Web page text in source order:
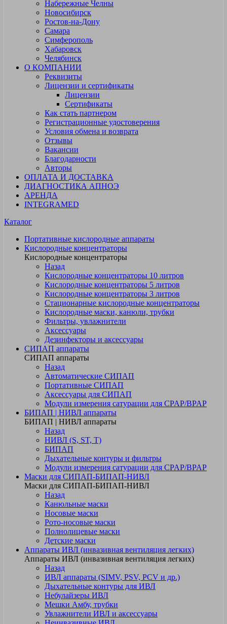
Набережные Челны
Новосибирск
Ростов-на-Дону
Самара
Симферополь
Хабаровск
Челябинск
О КОМПАНИИ
Реквизиты
Лицензии и сертификаты
Лицензии
Сертификаты
Как стать партнером
Регистрационные удостоверения
Условия обмена и возврата
Отзывы
Вакансии
Благодарности
Авторы
ОПЛАТА И ДОСТАВКА
ДИАГНОСТИКА АПНОЭ
АРЕНДА
INTEGRAMED
Каталог
Портативные кислородные аппараты
Кислородные концентраторы
Кислородные концентраторы
Назад
Кислородные концентраторы 10 литров
Кислородные концентраторы 5 литров
Кислородные концентраторы 3 литров
Стационарные кислородные концентраторы
Кислородные маски, канюли, трубки
Фильтры, увлажнители
Аксессуары
Дезинфекторы и аксессуары
СИПАП аппараты
СИПАП аппараты
Назад
Автоматические СИПАП
Портативные СИПАП
Аксессуары для СИПАП
Модули измерения сатурации для CPAP/BPAP
БИПАП | НИВЛ аппараты
БИПАП | НИВЛ аппараты
Назад
НИВЛ (S, ST, T)
БИПАП
Дыхательные контуры и фильтры
Модули измерения сатурации для CPAP/BPAP
Маски для СИПАП-БИПАП-НИВЛ
Маски для СИПАП-БИПАП-НИВЛ
Назад
Канюльные маски
Носовые маски
Рото-носовые маски
Полнолицевые маски
Детские маски
Аппараты ИВЛ (инвазивная вентиляция легких)
Аппараты ИВЛ (инвазивная вентиляция легких)
Назад
ИВЛ аппараты (SIMV, PSV, PCV и др.)
Дыхательные контуры для ИВЛ
Небулайзеры ИВЛ
Мешки Амбу, трубки
Увлажнители ИВЛ и аксессуары